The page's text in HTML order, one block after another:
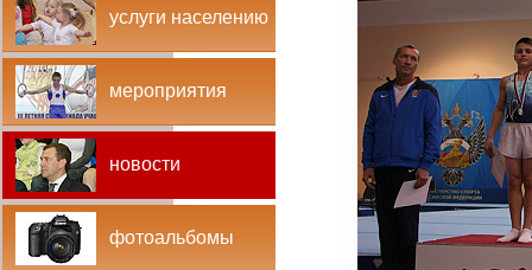
услуги населению
мероприятия
новости
фотоальбомы